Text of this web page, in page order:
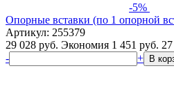
-5%
Опорные вставки (по 1 опорной
Артикул: 255379
29 028 руб. Экономия 1 451 руб.
-
+ В